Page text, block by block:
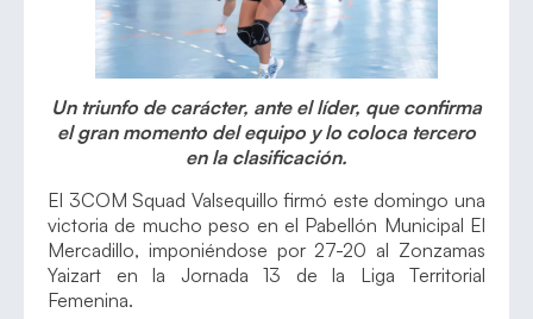
Un triunfo de carácter, ante el líder, que confirma
el gran momento del equipo y lo coloca tercero
en la clasificación.
El 3COM Squad Valsequillo firmó este domingo una
victoria de mucho peso en el Pabellón Municipal El
Mercadillo, imponiéndose por 27-20 al Zonzamas
Yaizart en la Jornada 13 de la Liga Territorial
Femenina.